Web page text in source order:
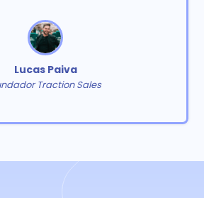
Lucas Paiva
Traction Sales